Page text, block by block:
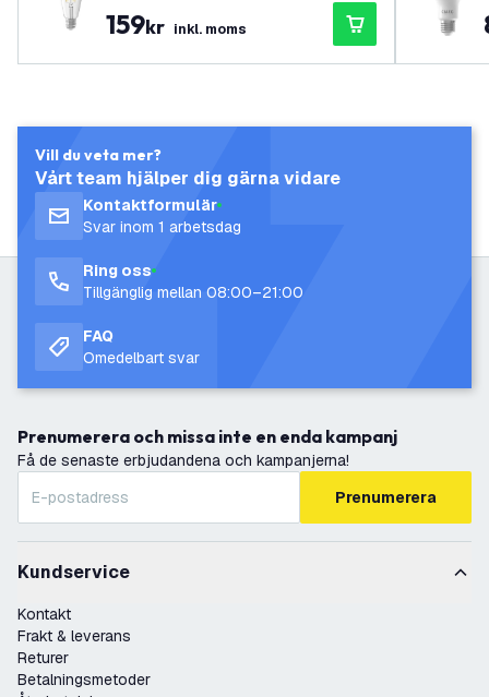
159kr inkl. moms
Vill du veta mer?
Vårt team hjälper dig gärna vidare
Kontaktformulär
Svar inom 1 arbetsdag
Ring oss
Tillgänglig mellan 08:00–21:00
FAQ
Omedelbart svar
Prenumerera och missa inte en enda kampanj
Få de senaste erbjudandena och kampanjerna!
Prenumerera
Kundservice
Kontakt
Frakt & leverans
Returer
Betalningsmetoder